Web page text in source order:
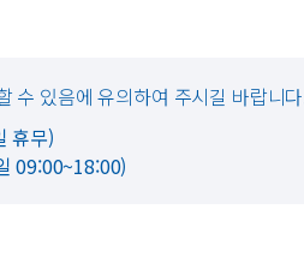
수 있음에 유의하여 주시길 바랍니
휴무)
09:00~18:00)